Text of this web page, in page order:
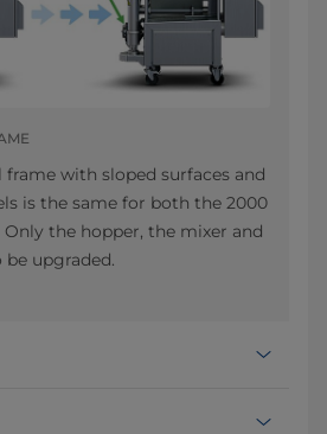
frame with sloped surfaces and
is the same for both the 2000
Only the hopper, the mixer and
upgraded.